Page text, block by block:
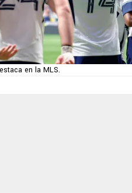
en la MLS.